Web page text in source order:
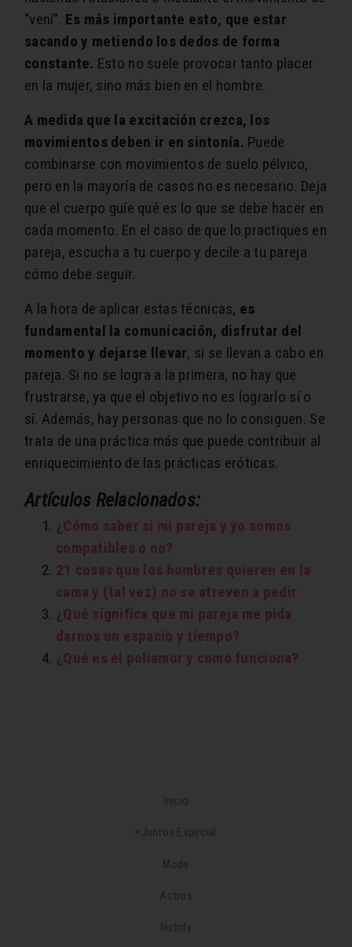
“vení”. Es más importante esto, que estar
sacando y metiendo los dedos de forma
constante. Esto no suele provocar tanto placer
en la mujer, sino más bien en el hombre.
A medida que la excitación crezca, los
movimientos deben ir en sintonía. Puede
combinarse con movimientos de suelo pélvico,
pero en la mayoría de casos no es necesario. Deja
que el cuerpo guíe qué es lo que se debe hacer en
cada momento. En el caso de que lo practiques en
pareja, escucha a tu cuerpo y decile a tu pareja
cómo debe seguir.
A la hora de aplicar estas técnicas, es
fundamental la comunicación, disfrutar del
momento y dejarse llevar, si se llevan a cabo en
pareja. Si no se logra a la primera, no hay que
frustrarse, ya que el objetivo no es lograrlo sí o
sí. Además, hay personas que no lo consiguen. Se
trata de una práctica más que puede contribuir al
enriquecimiento de las prácticas eróticas.
Artículos Relacionados:
¿Cómo saber si mi pareja y yo somos
compatibles o no?
21 cosas que los hombres quieren en la
cama y (tal vez) no se atreven a pedir
¿Qué significa que mi pareja me pida
darnos un espacio y tiempo?
¿Qué es el poliamor y como funciona?
Inicio
+Juntos Especial
Moda
Astros
Nutrify